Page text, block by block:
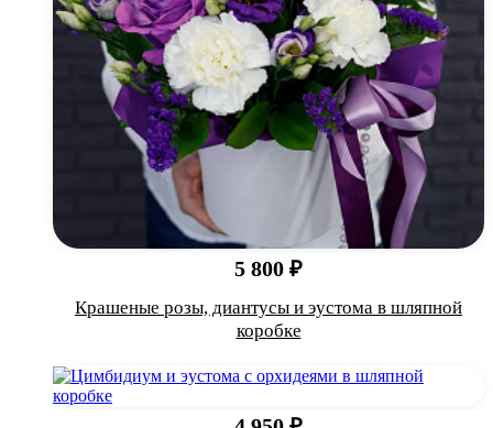
5 800 ₽
Крашеные розы, диантусы и эустома в шляпной
коробке